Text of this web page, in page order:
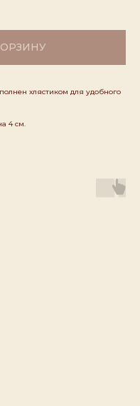
хлястиком для удобного
4 см.